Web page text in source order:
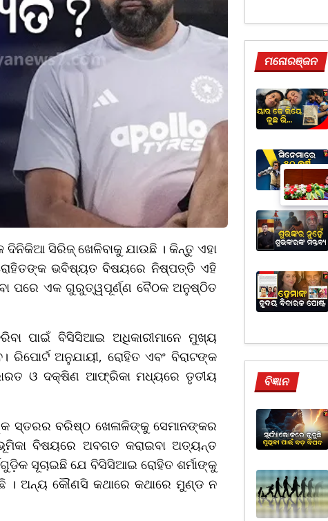
ସିରିଜ୍ ଖେଳିବାକୁ ଯାଉଛି । କିନ୍ତୁ ଏହା
ରୋହିତଙ୍କ ଭବିଷ୍ୟତ ବିଷୟରେ ନିଷ୍ପତ୍ତି ଏହି
ପରେ ଏକ ଗୁରୁତ୍ୱପୂର୍ଣ୍ଣ ବୈଠକ ଅନୁଷ୍ଠିତ
ପାଇଁ ବିସିସିଆଇ ଅଧିକାରୀମାନେ ମୁଖ୍ୟ
ଅନୁଯାୟୀ, ରୋହିତ ଏବଂ ବିରାଟଙ୍କ
ଭାରତ ଓ ଦକ୍ଷିଣ ଆଫ୍ରିକା ମଧ୍ୟରେ ତୃତୀୟ
ସ୍ତରର ବରିଷ୍ଠ ଖେଳାଳିଙ୍କୁ ସେମାନଙ୍କର
ବିଷୟରେ ଅବଗତ କରାଇବା ଅତ୍ୟନ୍ତ
ସୂଚାଇଛି ଯେ ବିସିସିଆଇ ରୋହିତ ଶର୍ମାଙ୍କୁ
। ଅନ୍ୟ କୌଣସି କଥାରେ କଥାରେ ମୁଣ୍ଡ ନ
ମନୋରଞ୍ଜନ
ବିଜ୍ଞାନ